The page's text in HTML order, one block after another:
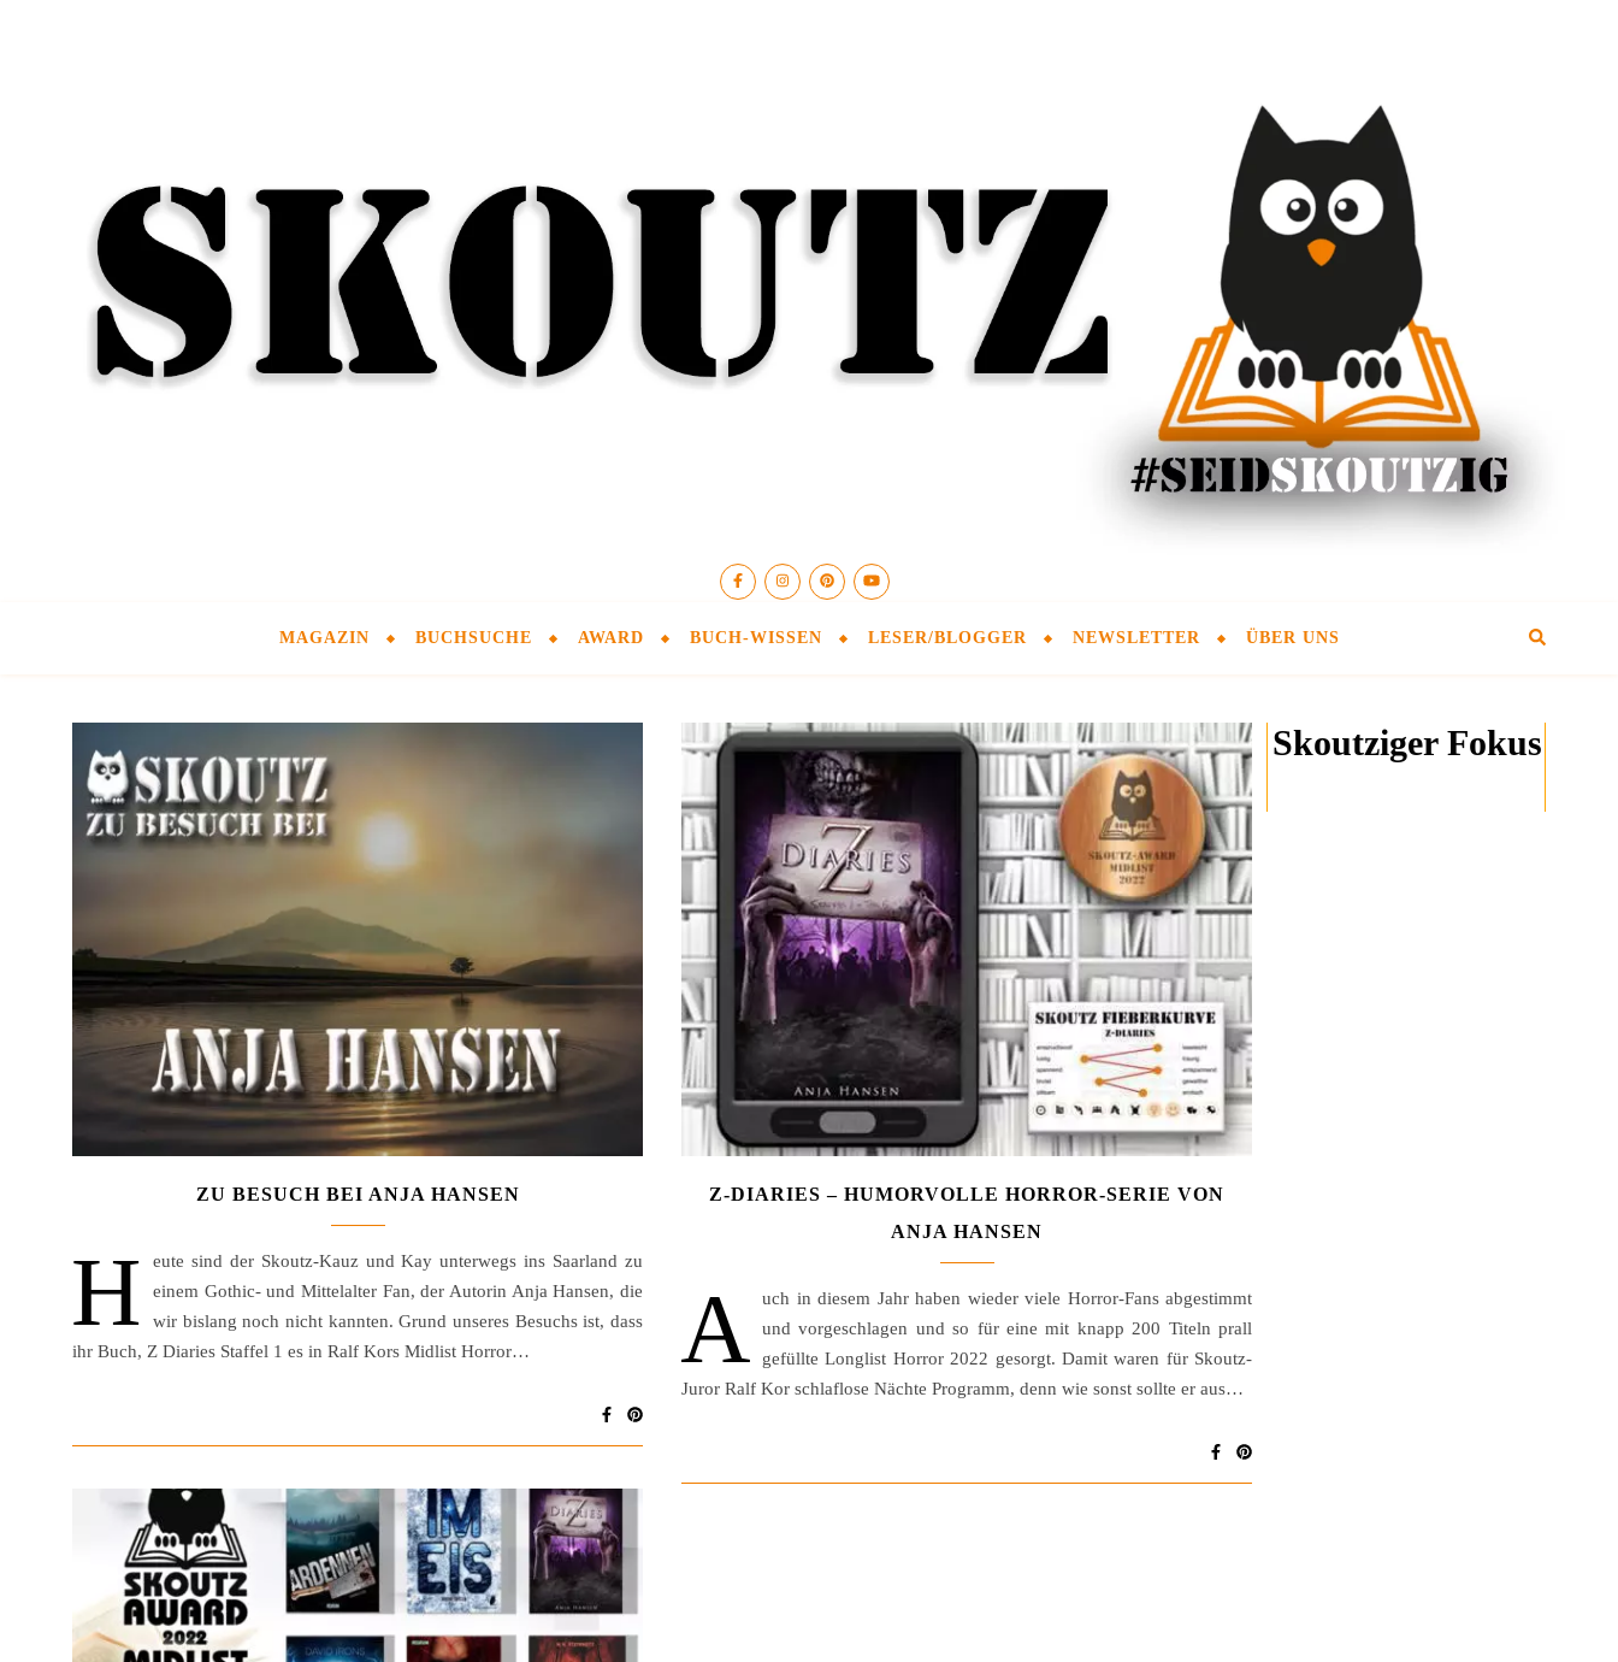
MAGAZIN BUCHSUCHE AWARD BUCH-WISSEN LESER/BLOGGER NEWSLETTER ÜBER UNS
ZU BESUCH BEI ANJA HANSEN
H
eute sind der Skoutz-Kauz und Kay unterwegs ins Saarland zu
einem Gothic- und Mittelalter Fan, der Autorin Anja Hansen, die
wir bislang noch nicht kannten. Grund unseres Besuchs ist, dass
ihr Buch, Z Diaries Staffel 1 es in Ralf Kors Midlist Horror…
Z-DIARIES – HUMORVOLLE HORROR-SERIE VON
ANJA HANSEN
A
uch in diesem Jahr haben wieder viele Horror-Fans abgestimmt
und vorgeschlagen und so für eine mit knapp 200 Titeln prall
gefüllte Longlist Horror 2022 gesorgt. Damit waren für Skoutz-
Juror Ralf Kor schlaflose Nächte Programm, denn wie sonst sollte er aus…
Skoutziger Fokus